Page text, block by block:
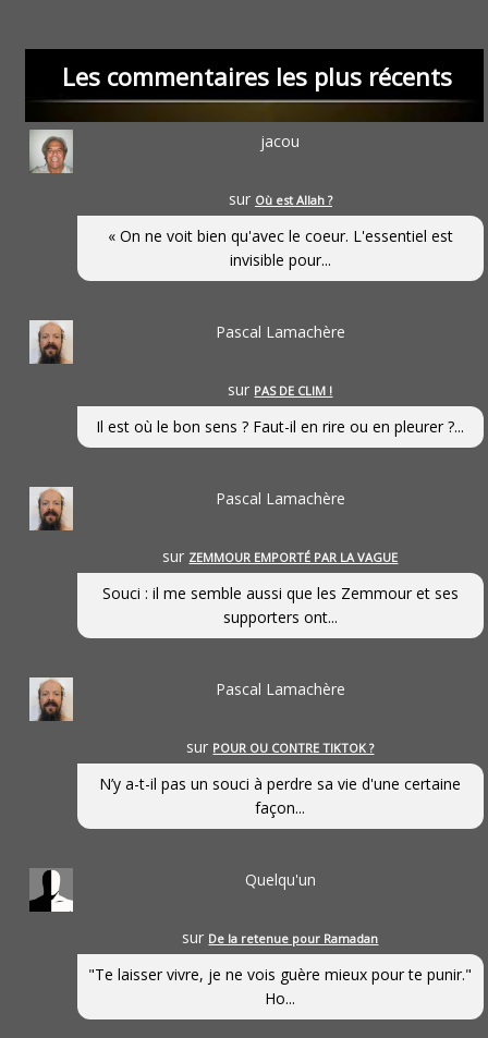
Les commentaires les plus récents
jacou
sur Où est Allah ?
« On ne voit bien qu'avec le coeur. L'essentiel est
invisible pour...
Pascal Lamachère
sur PAS DE CLIM !
Il est où le bon sens ? Faut-il en rire ou en pleurer ?...
Pascal Lamachère
sur ZEMMOUR EMPORTÉ PAR LA VAGUE
Souci : il me semble aussi que les Zemmour et ses
supporters ont...
Pascal Lamachère
sur POUR OU CONTRE TIKTOK ?
N’y a-t-il pas un souci à perdre sa vie d'une certaine
façon...
Quelqu'un
sur De la retenue pour Ramadan
"Te laisser vivre, je ne vois guère mieux pour te punir."
Ho...